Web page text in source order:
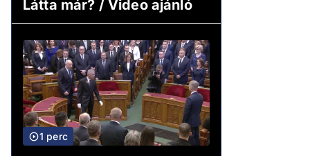
Látta már? / Video ajánló
1 perc